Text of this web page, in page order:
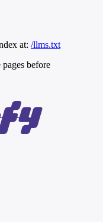
at: /llms.txt
before